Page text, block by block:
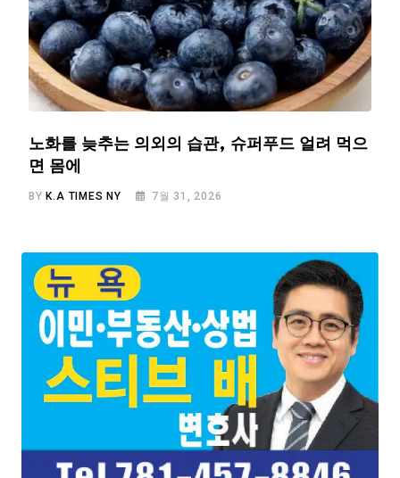
노화를 늦추는 의외의 습관, 슈퍼푸드 얼려 먹으
면 몸에
BYK.A TIMES NY 7월 31, 2026